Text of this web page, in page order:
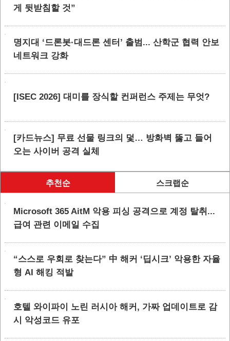
게 뒷받침할 것”
명지대 ‘드론봇·대드론 센터’ 출범... 산학군 협력 안보
네트워크 강화
[ISEC 2026] 대미를 장식할 컨퍼런스 주제는 무엇?
[카드뉴스] 무료 선물 링크의 덫… 방화벽 뚫고 들어
오는 사이버 공격 실체
추천순 스크랩순
Microsoft 365 AitM 악용 피싱 공격으로 계정 탈취...
급여 관련 이메일 수집
“스스로 우회로 찾는다” 中 해커 ‘딥시크’ 악용한 자율
형 AI 해킹 적발
호텔 와이파이 노린 러시아 해커, 가짜 업데이트로 감
시 악성코드 유포